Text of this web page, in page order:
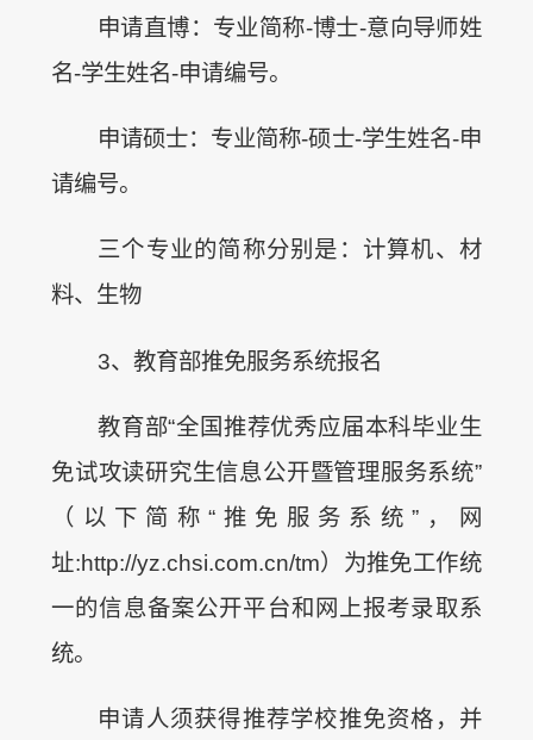
申请直博：专业简称-博士-意向导师姓
名-学生姓名-申请编号。
申请硕士：专业简称-硕士-学生姓名-申
请编号。
三个专业的简称分别是：计算机、材
料、生物
3、教育部推免服务系统报名
教育部“全国推荐优秀应届本科毕业生
免试攻读研究生信息公开暨管理服务系统”
（以下简称“推免服务系统”，网
址:http://yz.chsi.com.cn/tm）为推免工作统
一的信息备案公开平台和网上报考录取系
统。
申请人须获得推荐学校推免资格，并